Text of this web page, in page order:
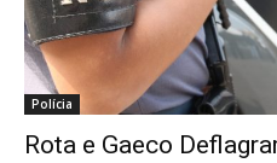
Polícia
Rota e Gaeco